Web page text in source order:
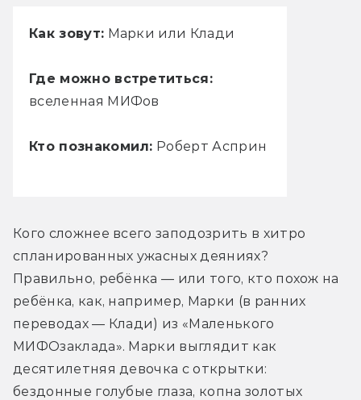
Как зовут: Марки или Клади
Где можно встретиться:
вселенная МИФов
Кто познакомил: Роберт Асприн
Кого сложнее всего заподозрить в хитро
спланированных ужасных деяниях?
Правильно, ребёнка — или того, кто похож на
ребёнка, как, например, Марки (в ранних
переводах — Клади) из «Маленького
МИФОзаклада». Марки выглядит как
десятилетняя девочка с открытки:
бездонные голубые глаза, копна золотых